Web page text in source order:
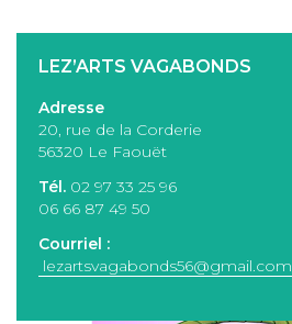
LEZ’ARTS VAGABONDS
Adresse
20, rue de la Corderie
56320 Le Faouët
Tél. 02 97 33 25 96
06 66 87 49 50
Courriel :
lezartsvagabonds56@gmail.com